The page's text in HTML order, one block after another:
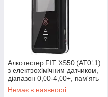
Алкотестер FIT XS50 (AT011)
з електрохімічним датчиком,
діапазон 0,00-4,00÷, пам'ять
на 20 тестів
Немає в наявності